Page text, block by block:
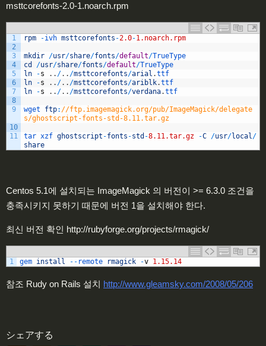
msttcorefonts-2.0-1.noarch.rpm
1
2
3
4
5
6
7
8
9
10
11
rpm -ivh msttcorefonts -2.0-1.noarch.rpm
mkdir /usr/share/fonts/default/TrueType
cd
/usr/share/fonts/default/TrueType
ln
-s . . /. . /msttcorefonts/arial .ttf
ln
-s . . /. . /msttcorefonts/ariblk.ttf
ln
-s . . /. . /msttcorefonts/verdana.ttf
wget ftp: //ftp.imagemagick.org/pub/ImageMagick/delegate
s/ghostscript-fonts-std-8.11.tar.gz
tar xzf ghostscript -fonts -std -8.11.tar.gz -C /usr/local/
share
Centos 5.1에 설치되는 ImageMagick 의 버전이 >= 6.3.0 조건을
충족시키지 못하기 때문에 버전 1을 설치해야 한다.
최신 버전 확인 http://rubyforge.org/projects/rmagick/
1 gem install -- remote rmagick -v 1.15.14
참조 Rudy on Rails 설치 http://www.gleamsky.com/2008/05/206
シェアする